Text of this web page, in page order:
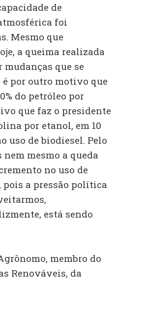
de
foi
Mesmo que
a queima realizada
que se
é por outro motivo que
do petróleo por
que faz o presidente
por etanol, em 10
uso de biodiesel. Pelo
mesmo a queda
no uso de
a pressão política
está sendo
membro do
Renováveis, da